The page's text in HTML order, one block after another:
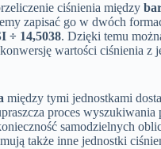
ciśnienia między
zapisać go w dwóch
÷ 14,5038. Dzięki temu
wartości ciśnienia z
między tymi jednostkami
proces wyszukiwania
samodzielnych
także inne jednostki